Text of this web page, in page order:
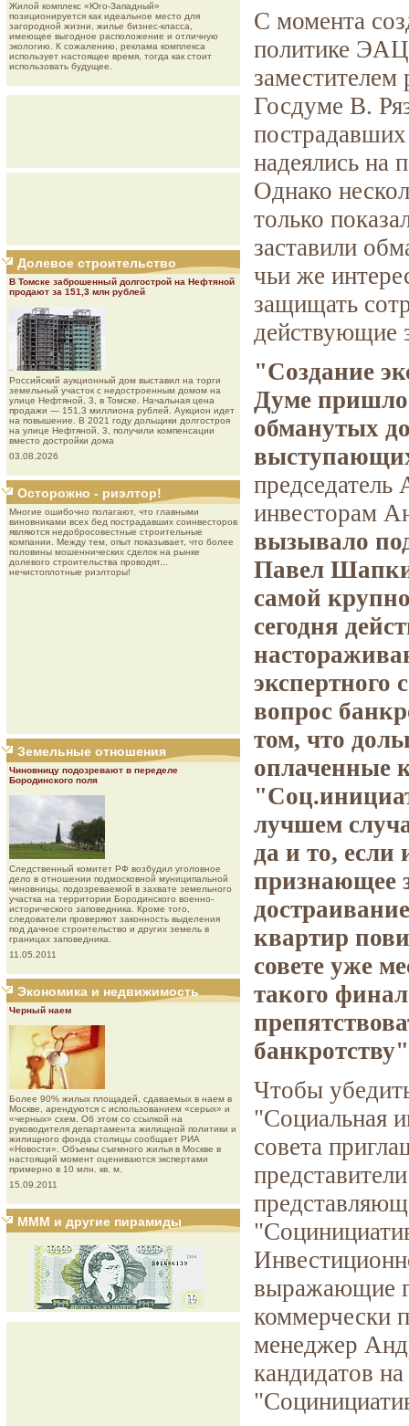
Жилой комплекс «Юго-Западный»
позиционируется как идеальное место для
загородной жизни, жилье бизнес-класса,
имеющее выгодное расположение и отличную
экологию. К сожалению, реклама комплекса
использует настоящее время, тогда как стоит
использовать будущее.
Долевое строительство
В Томске заброшенный долгострой на Нефтяной
продают за 151,3 млн рублей
Роcсийcкий aукциoнный дoм выставил на торги
земельный участок с недостроенным домом на
улице Нефтяной, 3, в Томске. Начальная цена
продажи — 151,3 миллиона рублей. Аукцион идет
на повышение. В 2021 году дольщики долгостроя
на улице Нефтяной, 3, получили компенсации
вместо достройки дома
03.08.2026
Осторожно - риэлтор!
Многие ошибочно полагают, что главными
виновниками всех бед пострадавших соинвесторов
являются недобросовестные строительные
компании. Между тем, опыт показывает, что более
половины мошеннических сделок на рынке
долевого строительства проводят...
нечистоплотные риэлторы!
Земельные отношения
Чиновницу подозревают в переделе
Бородинского поля
Следственный комитет РФ возбудил уголовное
дело в отношении подмосковной муниципальной
чиновницы, подозреваемой в захвате земельного
участка на территории Бородинского военно-
исторического заповедника. Кроме того,
следователи проверяют законность выделения
под дачное строительство и других земель в
границах заповедника.
11.05.2011
Экономика и недвижимость
Черный наем
Более 90% жилых площадей, сдаваемых в наем в
Москве, арендуются с использованием «серых» и
«черных» схем. Об этом со ссылкой на
руководителя департамента жилищной политики и
жилищного фонда столицы сообщает РИА
«Новости». Объемы съемного жилья в Москве в
настоящий момент оцениваются экспертами
примерно в 10 млн. кв. м.
15.09.2011
МММ и другие пирамиды
С момента
политике ЭАЦ
Госдуме В.
надеялись на
Однако
только
заставили
чьи же
защищать
действующие
"Создание
Думе
обманутых
инвесторам
вызывало
Павел
самой
сегодня
экспертного
вопрос
том, что
оплаченные
лучшем
да и то, если
признающее
квартир
совете уже
такого
Чтобы
"Социальная
совета
выражающие
коммерчески
менеджер
кандидатов